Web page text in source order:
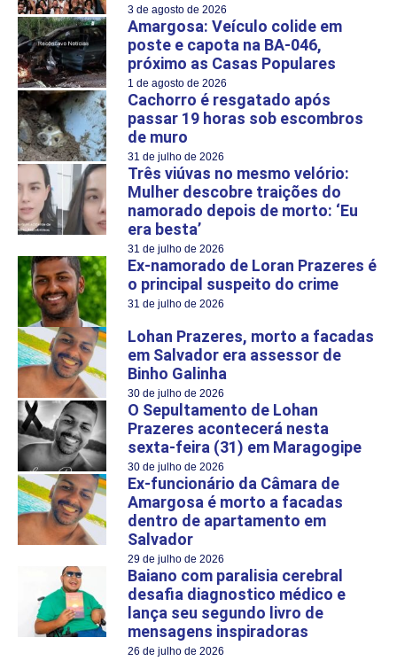
3 de agosto de 2026
Amargosa: Veículo colide em
poste e capota na BA-046,
próximo as Casas Populares
1 de agosto de 2026
Cachorro é resgatado após
passar 19 horas sob escombros
de muro
31 de julho de 2026
Três viúvas no mesmo velório:
Mulher descobre traições do
namorado depois de morto: ‘Eu
era besta’
31 de julho de 2026
Ex-namorado de Loran Prazeres é
o principal suspeito do crime
31 de julho de 2026
Lohan Prazeres, morto a facadas
em Salvador era assessor de
Binho Galinha
30 de julho de 2026
O Sepultamento de Lohan
Prazeres acontecerá nesta
sexta-feira (31) em Maragogipe
30 de julho de 2026
Ex-funcionário da Câmara de
Amargosa é morto a facadas
dentro de apartamento em
Salvador
29 de julho de 2026
Baiano com paralisia cerebral
desafia diagnostico médico e
lança seu segundo livro de
mensagens inspiradoras
26 de julho de 2026